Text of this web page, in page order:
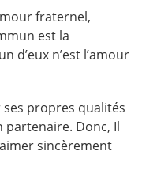
fraternel,
est la
d’eux n’est l’amour
propres qualités
partenaire. Donc, Il
sincèrement